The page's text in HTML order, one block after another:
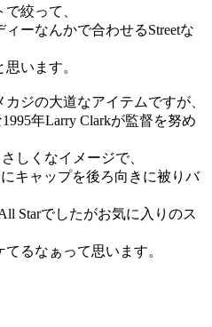
絞って、
ーなんかで合わせるStreetな
います。
ジの大道なアイテムですが、
年Larry Clarkが監督を努め
しくなイメージで、
キャップを後ろ向きに被りバ
Starでしたがお気に入りのス
るなぁって思います。